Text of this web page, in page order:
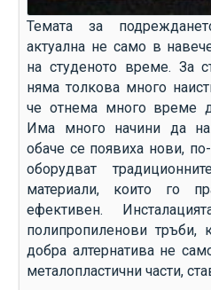
Темата за
актуална не само в
на студеното време. За
няма толкова много
че отнема много време
Има много начини да
обаче се появиха нови,
оборудват
материали, които го
ефективен.
полипропиленови тръби,
добра алтернатива не
металопластични части,